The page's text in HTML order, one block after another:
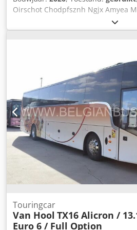
Oirschot Chodpfsznh Ngjx Amyea
Conditie: Gebruikt Serienummer:
nummer: 3414J Kantelhoogte: 970
Max. belasting: max 900 kg Bak:
Uitvoerhoogte: 970 mm Vermogen:
Afmetingen: 1450 x 1150 x 1150
Touringcar
Van Hool TX16 Alicron /
Euro 6 / Full Option